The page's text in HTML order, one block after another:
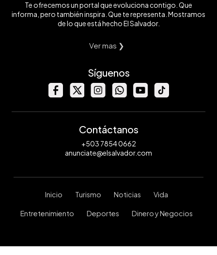
Te ofrecemos un portal que evoluciona contigo. Que
informa, pero también inspira. Que te representa. Mostramos
de lo que está hecho El Salvador.
Ver mas ❯
Síguenos
Contáctanos
+503 7854 0662
anunciate@elsalvador.com
Inicio Turismo Noticias Vida
Entretenimiento Deportes Dinero y Negocios